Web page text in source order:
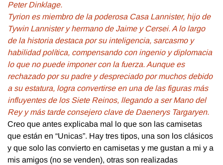
Peter Dinklage.
Tyrion es miembro de la poderosa Casa Lannister, hijo de
Tywin Lannister y hermano de Jaime y Cersei. A lo largo
de la historia destaca por su inteligencia, sarcasmo y
habilidad política, compensando con ingenio y diplomacia
lo que no puede imponer con la fuerza. Aunque es
rechazado por su padre y despreciado por muchos debido
a su estatura, logra convertirse en una de las figuras más
influyentes de los Siete Reinos, llegando a ser Mano del
Rey y más tarde consejero clave de Daenerys Targaryen.
Creo que antes explicaba mal lo que son las camisetas
que están en “Unicas”. Hay tres tipos, una son los clásicos
y que solo las convierto en camisetas y me gustan a mi y a
mis amigos (no se venden), otras son realizadas